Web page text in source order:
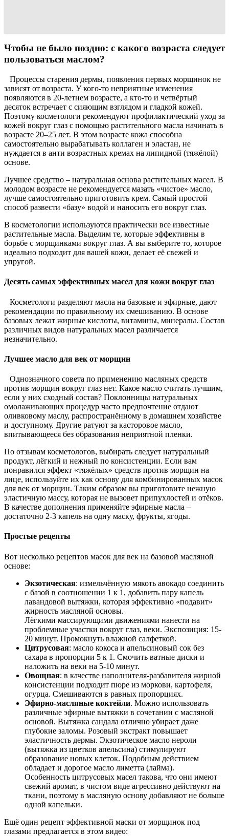
Чтобы не было поздно: с какого возраста следует
пользоваться маслом?
Процессы старения дермы, появления первых морщинок не
зависят от возраста. У кого-то неприятные изменения
появляются в 20-летнем возрасте, а кто-то и четвёртый
десяток встречает с сияющим взглядом и гладкой кожей.
Поэтому косметологи рекомендуют профилактический уход за
кожей вокруг глаз с помощью растительного масла начинать в
возрасте 20–25 лет. В этом возрасте кожа способна
самостоятельно вырабатывать коллаген и эластан, не
нуждается в анти возрастных кремах на липидной (тяжёлой)
основе.
Лучшее средство – натуральная основа растительных масел. В
молодом возрасте не рекомендуется мазать «чистое» масло,
лучше самостоятельно приготовить крем. Самый простой
способ развести «базу» водой и наносить его вокруг глаз.
В косметологии используются практически все известные
растительные масла. Выделим те, которые эффективны в
борьбе с морщинками вокруг глаз. А вы выберите то, которое
идеально подходит для вашей кожи, делает её свежей и
упругой.
Десять самых эффективных масел для кожи вокруг глаз
Косметологи разделяют масла на базовые и эфирные, дают
рекомендации по правильному их смешиванию. В основе
базовых лежат жирные кислоты, витамины, минералы. Состав
различных видов натуральных масел различается
незначительно.
Лучшее масло для век от морщин
Однозначного совета по применению масляных средств
против морщин вокруг глаз нет. Какое масло считать лучшим,
если у них сходный состав? Поклонницы натуральных
омолаживающих процедур часто предпочтение отдают
оливковому маслу, распространённому в домашнем хозяйстве
и доступному. Другие ратуют за касторовое масло,
впитывающееся без образования неприятной пленки.
По отзывам косметологов, выбирать следует натуральный
продукт, лёгкий и нежный по консистенции. Если вам
понравился эффект «тяжёлых» средств против морщин на
лице, используйте их как основу для комбинированных масок
для век от морщин. Таким образом вы приготовите нежную
эластичную массу, которая не вызовет припухлостей и отёков.
В качестве дополнения применяйте эфирные масла –
достаточно 2-3 капель на одну маску, фрукты, ягоды.
Простые рецепты
Вот несколько рецептов масок для век на базовой масляной
основе:
Экзотическая: измельчённую мякоть авокадо соединить
с базой в соотношении 1 к 1, добавить пару капель
лавандовой вытяжки, которая эффективно «подавит»
жирность масляной основы.
Лёгкими массирующими движениями нанести на
проблемные участки вокруг глаз, веки. Экспозиция: 15-
20 минут. Промокнуть влажной салфеткой.
Цитрусовая: масло кокоса и апельсиновый сок без
сахара в пропорции 5 к 1. Смочить ватные диски и
наложить на веки на 5-10 минут.
Овощная: в качестве наполнителя-разбавителя жирной
консистенции подходит пюре из моркови, картофеля,
огурца. Смешиваются в равных пропорциях.
Эфирно-масляные коктейли. Можно использовать
различные эфирные вытяжки в сочетании с масляной
основой. Вытяжка сандала отлично убирает даже
глубокие заломы. Розовый экстракт повышает
эластичность дермы. Экзотическое масло нероли
(вытяжка из цветков апельсина) стимулируют
образование новых клеток. Подобным действием
обладает и дорогое масло лиметта (лайма).
Особенность цитрусовых масел такова, что они имеют
свежий аромат, в чистом виде агрессивно действуют на
ткани, поэтому в масляную основу добавляют не больше
одной капельки.
Ещё один рецепт эффективной маски от морщинок под
глазами предлагается в этом видео: